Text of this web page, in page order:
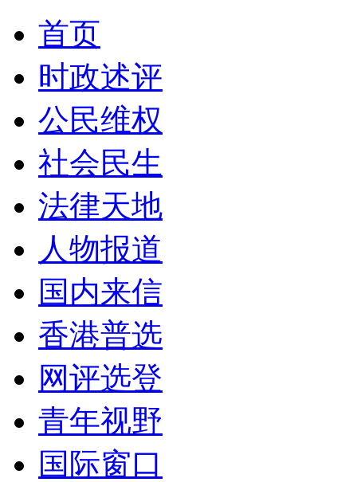
首页
时政述评
公民维权
社会民生
法律天地
人物报道
国内来信
香港普选
网评选登
青年视野
国际窗口